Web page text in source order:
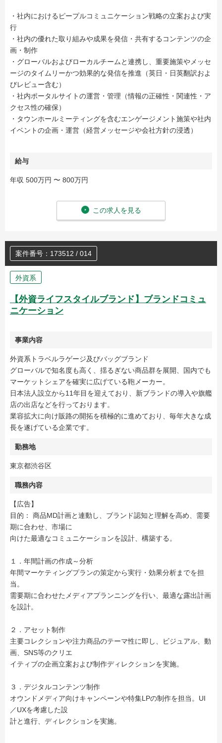
・社内におけるピープルコミュニケーション戦略の立案および実
行
・社内の優れた取り組みや成果を発信・共有するコンテンツの企
画・制作
・グローバルおよびローカルチームと連携し、重要施策やメッセ
ージのタイムリーかつ効果的な発信を推進（英日・日英翻訳およ
びレビュー含む）
・社内ポータルサイトの運営・管理（情報の正確性・関連性・ア
クセス性の確保）
・タウンホールミーティングを含むエンゲージメント施策や社内
イベントの企画・運営（経営メッセージや会社方針の浸透）
給与
年収 500万円 〜 800万円
この求人を見る
案件番号：173512 / 014
外資系
【外資ライフスタイルブランド】ブランドコミュ
ニケーション
事業内容
外資系トラベルラゲージ及びバッグブランド
グローバルで知名度も高く、揺るぎない商品群を展開、国内でも
マーケットシェアを確実に広げている鞄メーカー。
日本法人設立から11年目を迎えており、新ブランドの導入や旗艦
店の出店などを行っております。
業容拡大に向け販路の開拓を積極的に進めており、毎年大きな成
長を遂げている企業です。
勤務地
東京都渋谷区
職務内容
【広告】
目的： 商品MD計画と連動し、ブランド認知と理解を高め、需要
期に合わせ、市場に
向けた最適なコミュニケーションを設計、構築する。
１．年間計画の作成～分析
年間マーケティングプランの策定から実行・効果分析までを担
当。
需要期に合わせたメディアプランニングを行い、最適な露出計画
を設計。
２．アセット制作
主要コレクションや注力商品のテーマ性に即し、ビジュアル、動
画、SNS等のクリエ
イティブの企画立案および制作ディレクションを実施。
３．デジタルコンテンツ制作
オウンドメディア向けキャンペーンや特集LPの制作を担当。UI
／UXを考慮した設
計と進行、ディレクションを実施。